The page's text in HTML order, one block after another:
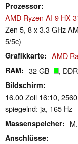
Prozessor
AMD Ryzen AI 9 HX
Zen 5, 8 x 3.3 GHz
5/5c)
Grafikkarte AMD
RAM 32 GB ,
Bildschirm
16.00 Zoll 16:10,
spiegelnd: ja, 165 Hz
Massenspeicher
Anschlüsse